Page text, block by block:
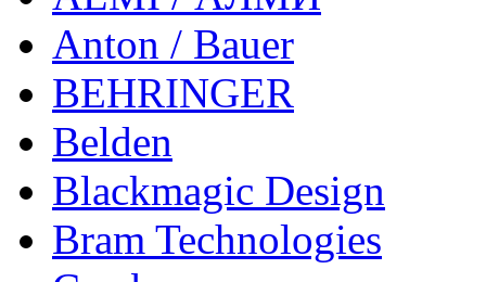
Anton / Bauer
BEHRINGER
Belden
Blackmagic Design
Bram Technologies